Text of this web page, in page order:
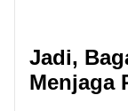
Jadi,
Menjaga